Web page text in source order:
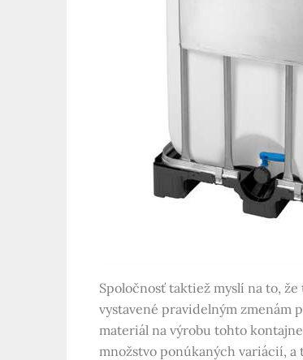
Spoločnosť taktiež myslí na to,
vystavené pravidelným zmenám
materiál na výrobu tohto
množstvo ponúkaných variácií,